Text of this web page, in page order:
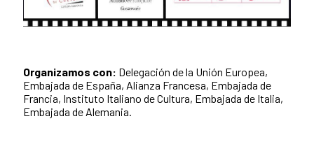
Organizamos con: Delegación de la Unión Europea,
Embajada de España, Alianza Francesa, Embajada de
Francia, Instituto Italiano de Cultura, Embajada de Italia,
Embajada de Alemania.